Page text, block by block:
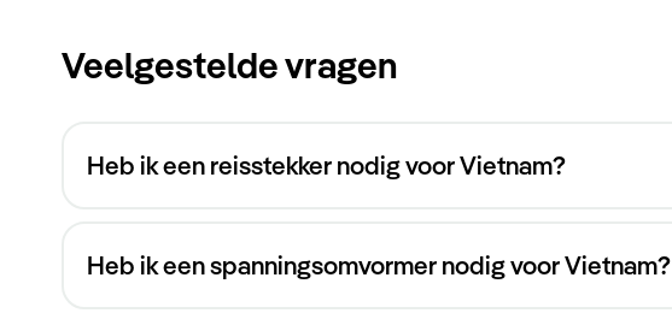
Veelgestelde vragen
Heb ik een reisstekker nodig voor Vietnam?
geen reisstekker nodig
Heb ik een spanningsomvormer nodig voor Vietnam?